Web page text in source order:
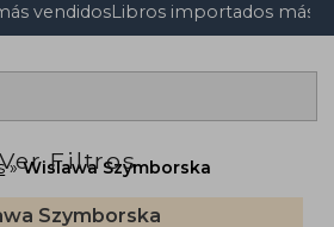
vendidosLibros importados más
Ver Filtros
Wislawa Szymborska
Szymborska